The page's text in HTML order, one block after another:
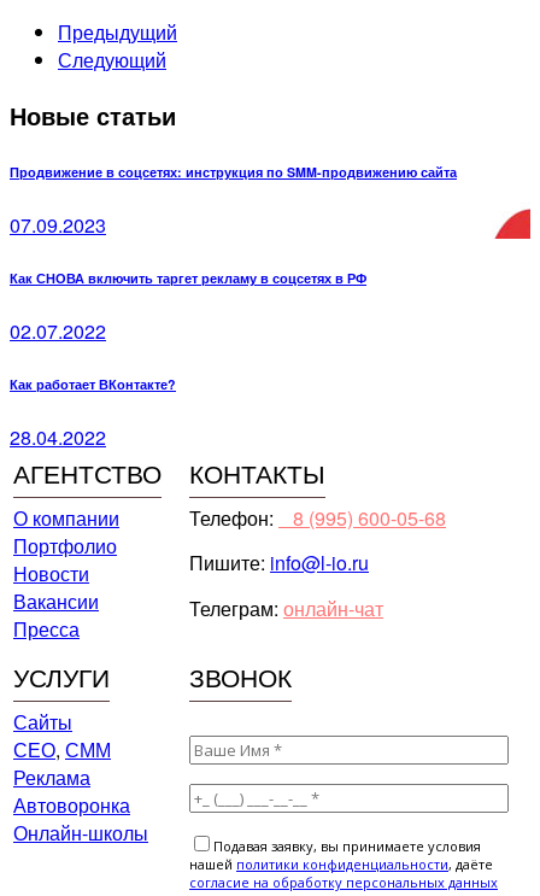
Предыдущий
Следующий
Новые статьи
Продвижение в соцсетях: инструкция по SMM-продвижению сайта
07.09.2023
Как СНОВА включить таргет рекламу в соцсетях в РФ
02.07.2022
Как работает ВКонтакте?
28.04.2022
АГЕНТСТВО КОНТАКТЫ
О компании
Портфолио
Новости
Вакансии
Пресса
Телефон:
⠀8 (995) 600-05-68
Пишите: info@l-io.ru
Телеграм: онлайн-чат
УСЛУГИ ЗВОНОК
Сайты
СЕО, СММ
Реклама
Автоворонка
Онлайн-школы
Подавая заявку, вы принимаете условия
нашей политики конфиденциальности, даёте
cогласие на обработку персональных данных